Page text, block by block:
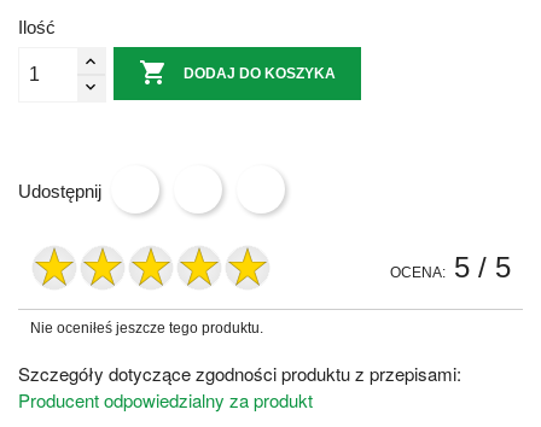
Ilość
 DODAJ DO KOSZYKA
Udostępnij
OCENA: 5 / 5
Nie oceniłeś jeszcze tego produktu.
Szczegóły dotyczące zgodności produktu z przepisami:
Producent odpowiedzialny za produkt